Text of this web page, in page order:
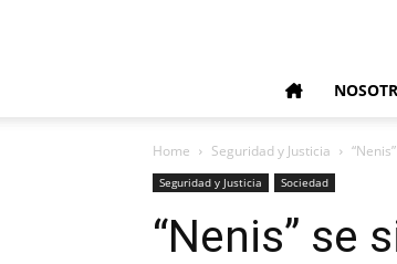
Home Seguridad y Justicia
Seguridad y Justicia Sociedad
“Nenis” se